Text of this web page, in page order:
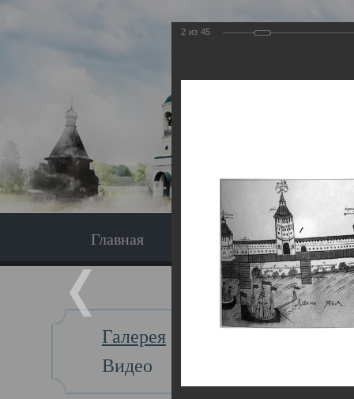
Главная Экскурсия
Галерея
Видео
Главная
2 из 45